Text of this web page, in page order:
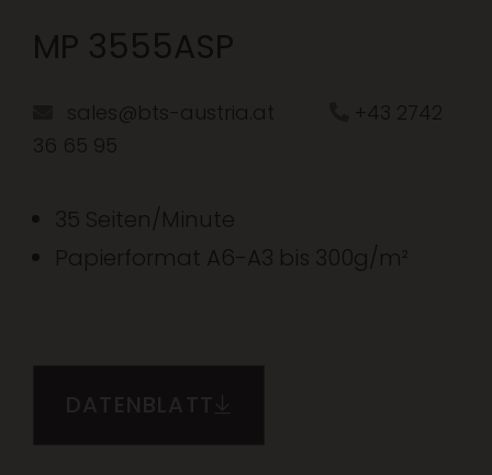
MP 3555ASP
sales@bts-austria.at
+43 2742
36 65 95
35 Seiten/Minute
Papierformat A6-A3 bis 300g/m²